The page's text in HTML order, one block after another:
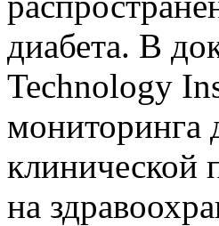
диабета. В
Technology
мониторинга
клинической
на